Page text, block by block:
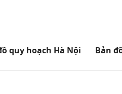
quy hoạch Hà Nội Bản